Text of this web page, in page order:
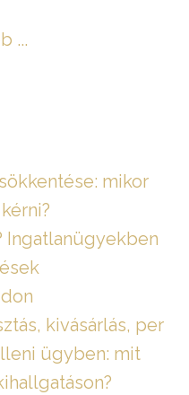
...
mikor
Ingatlanügyekben
kivásárlás, per
ügyben: mit